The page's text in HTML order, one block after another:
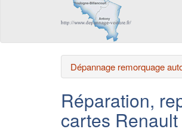
Dépannage remorquage
Réparation,
cartes